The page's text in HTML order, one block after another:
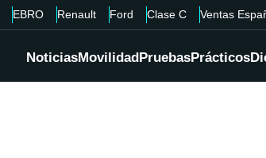
EBRO Renault Ford Clase C Ventas
NoticiasMovilidadPruebasPrácticos